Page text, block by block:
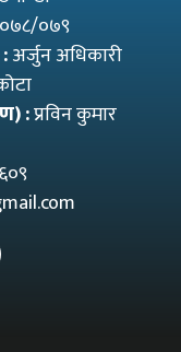
०७८/०७९
अर्जुन अधिकारी
:प्रविन कुमार